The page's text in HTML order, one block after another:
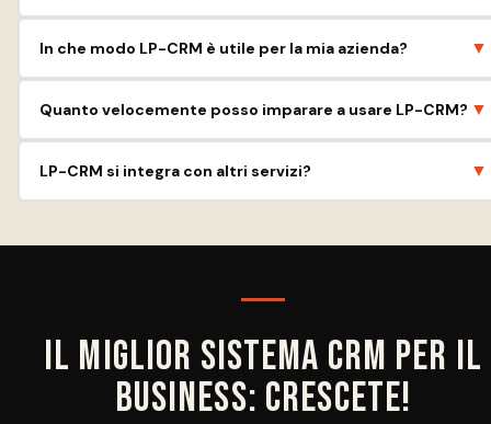
esigenze e dal budget. Considera diverse opzioni e le loro
funzioni.
In che modo LP-CRM è utile per la mia azienda? ▼
marketing, aumentando l'efficienza della tua attività.
Quanto velocemente posso imparare a usare LP-CRM? ▼
consentono di iniziare rapidamente.
LP-CRM si integra con altri servizi? ▼
Il miglior sistema CRM per il
business: Crescete!